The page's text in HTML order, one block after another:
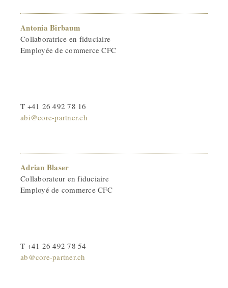
Antonia Birbaum
Collaboratrice en fiduciaire
Employée de commerce CFC
T +41 26 492 78 16
abi@core-partner.ch
Adrian Blaser
Collaborateur en fiduciaire
Employé de commerce CFC
T +41 26 492 78 54
ab@core-partner.ch